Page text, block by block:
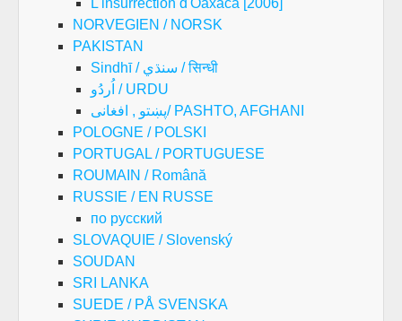
L'insurrection d'Oaxaca [2006]
NORVEGIEN / NORSK
PAKISTAN
Sindhī / سنڌي / सिन्धी
اُردُو / URDU
پښتو , افغانی/ PASHTO, AFGHANI
POLOGNE / POLSKI
PORTUGAL / PORTUGUESE
ROUMAIN / Română
RUSSIE / EN RUSSE
по русский
SLOVAQUIE / Slovenský
SOUDAN
SRI LANKA
SUEDE / PÅ SVENSKA